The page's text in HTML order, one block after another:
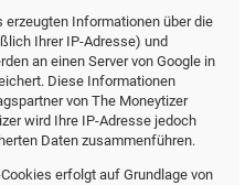
erzeugten Informationen über die
Ihrer IP-Adresse) und
an einen Server von Google in
Diese Informationen
von The Moneytizer
wird Ihre IP-Adresse jedoch
Daten zusammenführen.
erfolgt auf Grundlage von